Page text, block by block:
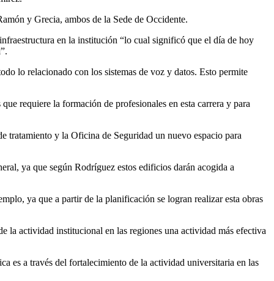
y Grecia, ambos de la Sede de Occidente.
en la institución “lo cual significó que el día de hoy
lo relacionado con los sistemas de voz y datos. Esto permite
requiere la formación de profesionales en esta carrera y para
tratamiento y la Oficina de Seguridad un nuevo espacio para
ya que según Rodríguez estos edificios darán acogida a
ya que a partir de la planificación se logran realizar esta obras
la actividad institucional en las regiones una actividad más efectiva
es a través del fortalecimiento de la actividad universitaria en las